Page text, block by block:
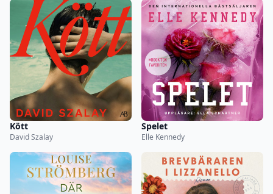
Kött
David Szalay
Spelet
Elle Kennedy